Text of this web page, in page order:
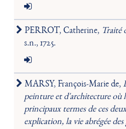
PERROT, Catherine, Traité
s.n., 1725.
MARSY, François-Marie de,
peinture et d'architecture où
principaux termes de ces
explication, la vie abrégée